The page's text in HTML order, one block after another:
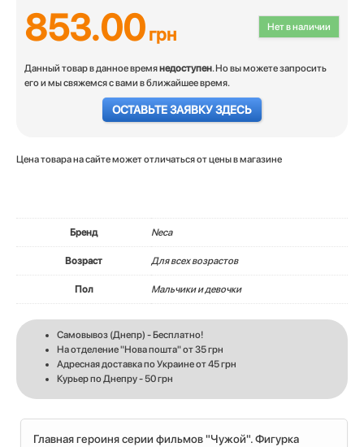
Нет в наличии
853.00грн
Данный товар в данное времянедоступен. Но вы можете запросить
его и мы свяжемся с вами в ближайшее время.
ОСТАВЬТЕ ЗАЯВКУ ЗДЕСЬ
Цена товара на сайте может отличаться от цены в магазине
Бренд Neca
Возраст Для всех возрастов
Пол Мальчики и девочки
Самовывоз (Днепр) - Бесплатно!
На отделение "Нова пошта" от 35 грн
Адресная доставка по Украине от 45 грн
Курьер по Днепру - 50 грн
Главная героиня серии фильмов "Чужой". Фигурка